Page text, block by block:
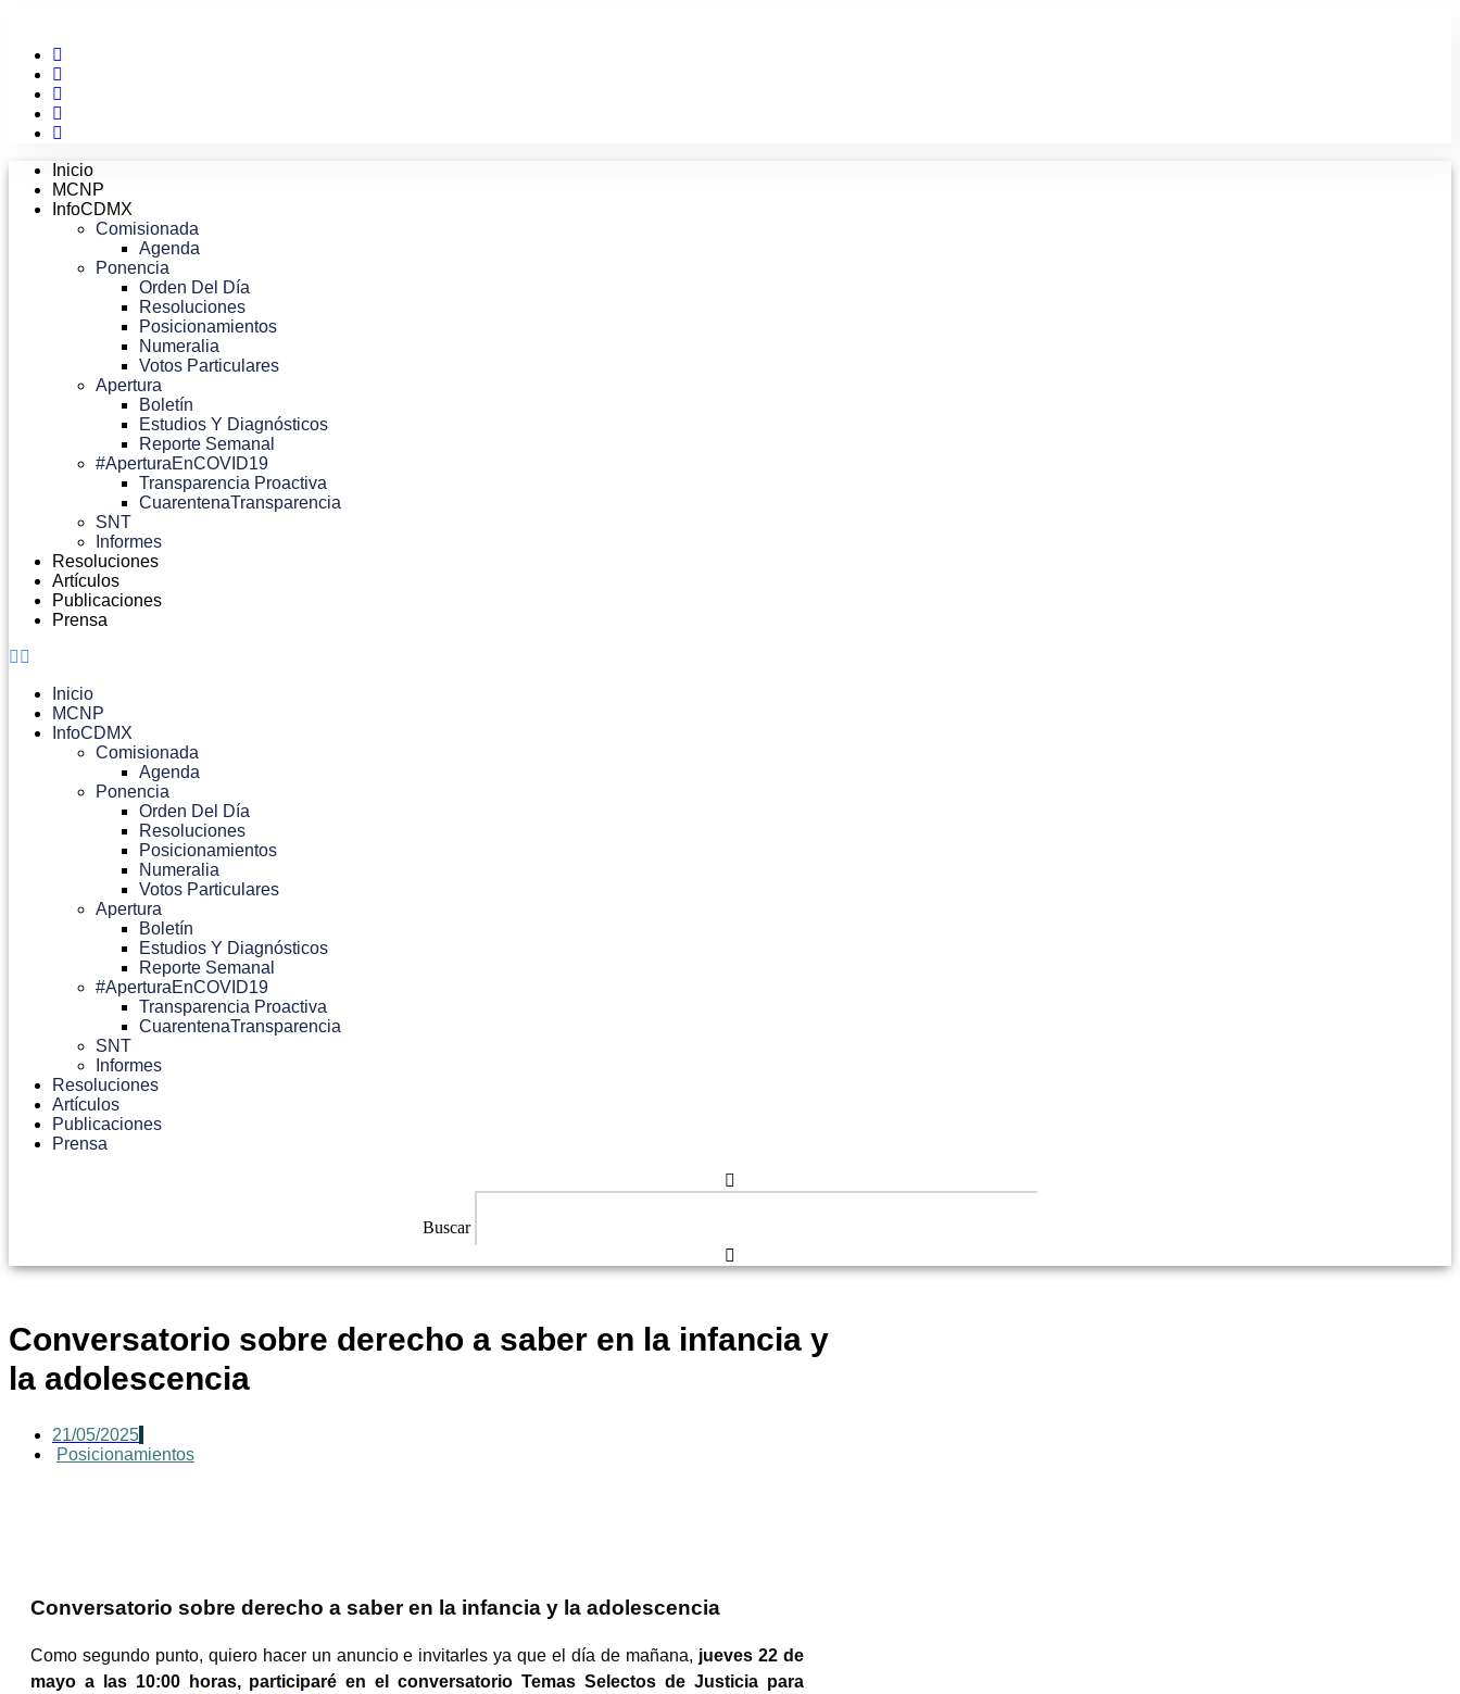
contenido
Inicio
MCNP
InfoCDMX
Comisionada
Agenda
Ponencia
Orden Del Día
Resoluciones
Posicionamientos
Numeralia
Votos Particulares
Apertura
Boletín
Estudios Y Diagnósticos
Reporte Semanal
#AperturaEnCOVID19
Transparencia Proactiva
CuarentenaTransparencia
SNT
Informes
Resoluciones
Artículos
Publicaciones
Prensa
Inicio
MCNP
InfoCDMX
Comisionada
Agenda
Ponencia
Orden Del Día
Resoluciones
Posicionamientos
Numeralia
Votos Particulares
Apertura
Boletín
Estudios Y Diagnósticos
Reporte Semanal
#AperturaEnCOVID19
Transparencia Proactiva
CuarentenaTransparencia
SNT
Informes
Resoluciones
Artículos
Publicaciones
Prensa
Buscar
Conversatorio sobre derecho a saber en la infancia y
la adolescencia
21/05/2025
Posicionamientos
Conversatorio sobre derecho a saber en la infancia y la adolescencia
Como segundo punto, quiero hacer un anuncio e invitarles ya que el día de mañana, jueves 22 de
mayo a las 10:00 horas, participaré en el conversatorio Temas Selectos de Justicia para